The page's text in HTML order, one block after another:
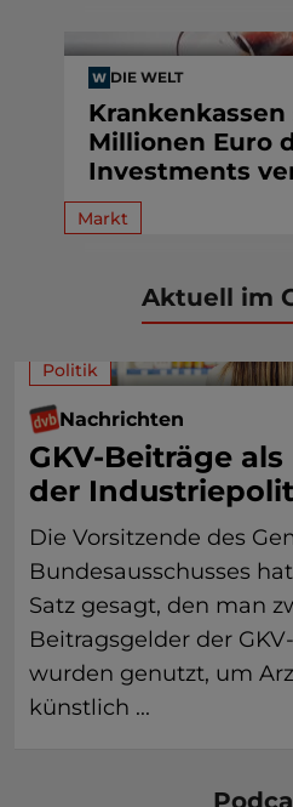
DIE WELT
Krankenkassen
Millionen Euro
Investments
Markt
Aktuell im
Politik
Nachrichten
GKV-Beiträge
der
Die Vorsitzende des
Bundesausschusses
Satz gesagt, den man
Beitragsgelder der
wurden genutzt, um
künstlich ...